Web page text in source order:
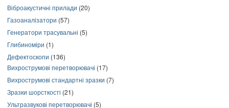
Віброакустичні прилади (20)
Газоаналізатори (57)
Генератори трасувальні (5)
Глибиноміри (1)
Дефектоскопи (136)
Вихрострумові перетворювачі (17)
Вихрострумові стандартні зразки (7)
Зразки шорсткості (21)
Ультразвукові перетворювачі (5)